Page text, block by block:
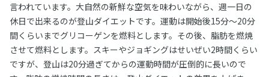
言われています。大自然の新鮮な空気を味わいながら、週一日の
休日で出来るのが登山ダイエットです。運動は開始後15分～20分
間くらいまでグリコーゲンを燃料とします。その後、脂肪を燃焼
させて燃料とします。スキーやジョギングはせいぜい2時間くらい
ですが、登山は20分過ぎてからの運動時間が圧倒的に長いので